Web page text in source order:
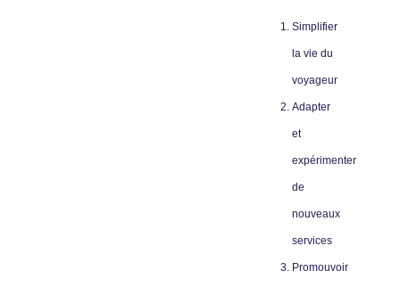
Simplifier
la vie du
voyageur
Adapter
et
expérimenter
de
nouveaux
services
Promouvoir